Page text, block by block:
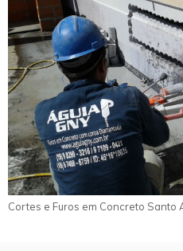
Cortes e Furos em Concreto Santo